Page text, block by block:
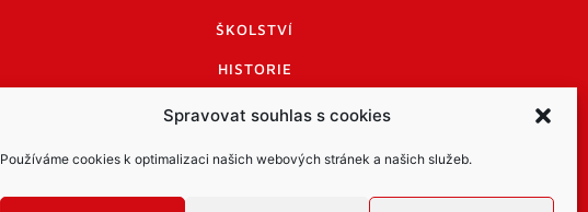
Spravovat souhlas s cookies
Používáme cookies k optimalizaci našich webových stránek a našich služeb.
ŠKOLSTVÍ
HISTORIE
PRAKTICKÉ INFORMACE